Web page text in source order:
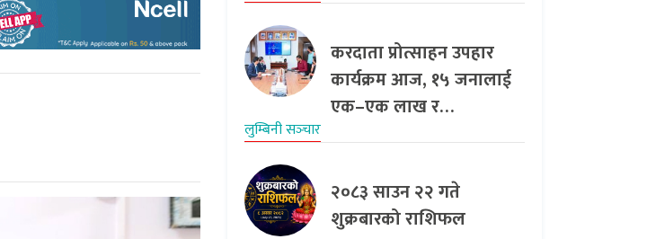
करदाता प्रोत्साहन उपहार
कार्यक्रम आज, १५ जनालाई
एक–एक लाख र…
लुम्बिनी सञ्‍चार
२०८३ साउन २२ गते
शुक्रबारको राशिफल